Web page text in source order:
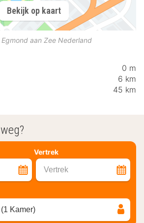
Bekijk op kaart
Egmond aan Zee Nederland
0 m
6 km
45 km
Vertrek
Vertrek
Kamer)